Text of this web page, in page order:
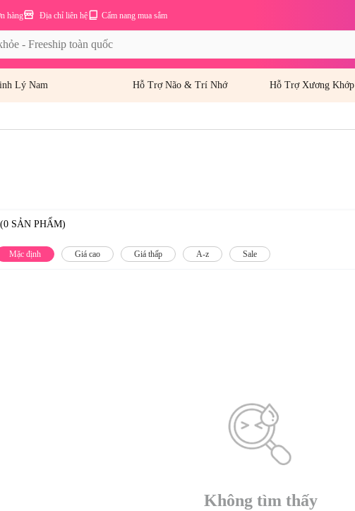
Cẩm nang mua sắm
Địa chỉ liên hệ
hàng
Lý Nam Hỗ Trợ Não & Trí Nhớ Hỗ Trợ Xương Khớp
(0 SẢN PHẨM)
Mặc định Giá cao Giá thấp A-z Sale
Không tìm thấy